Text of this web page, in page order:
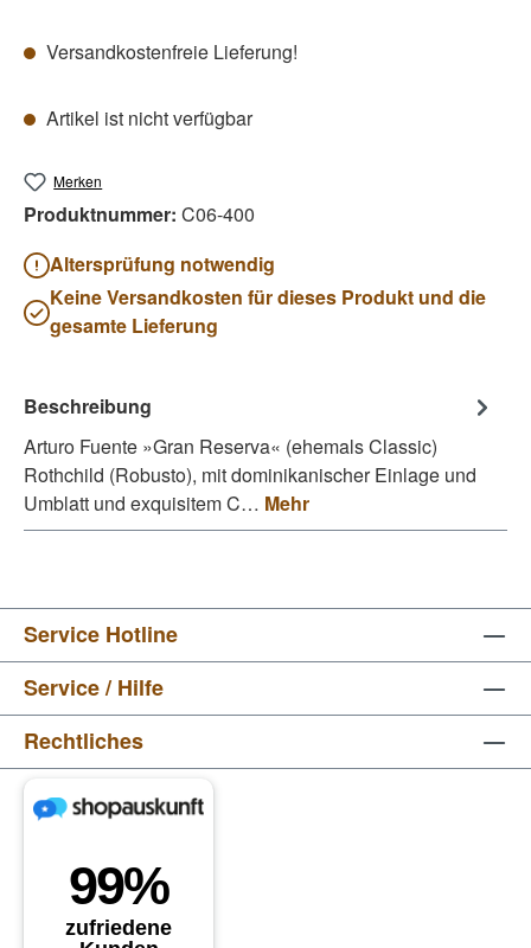
Versandkostenfreie Lieferung!
Artikel ist nicht verfügbar
Merken
Produktnummer: C06-400
Altersprüfung notwendig
Keine Versandkosten für dieses Produkt und die
gesamte Lieferung
Beschreibung
Arturo Fuente »Gran Reserva« (ehemals Classic)
Rothchild (Robusto), mit dominikanischer Einlage und
Umblatt und exquisitem C… Mehr
Service Hotline
Service / Hilfe
Rechtliches